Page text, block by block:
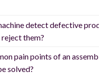
detect defective
them?
pain points of an
solved?